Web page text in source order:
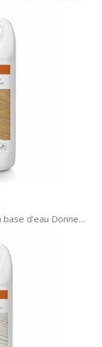
base d’eau Donne…